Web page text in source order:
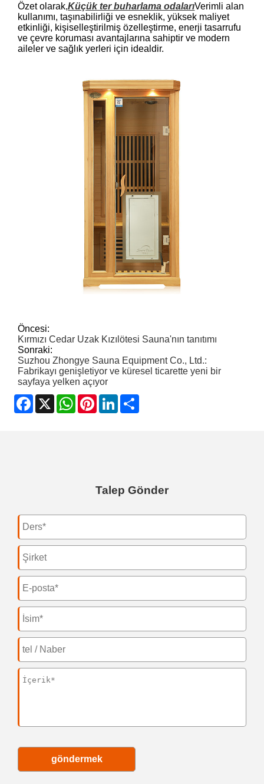
Özet olarak,Küçük ter buharlama odalarıVerimli alan
kullanımı, taşınabilirliği ve esneklik, yüksek maliyet
etkinliği, kişiselleştirilmiş özelleştirme, enerji tasarrufu
ve çevre koruması avantajlarına sahiptir ve modern
aileler ve sağlık yerleri için idealdir.
Öncesi:
Kırmızı Cedar Uzak Kızılötesi Sauna'nın tanıtımı
Sonraki:
Suzhou Zhongye Sauna Equipment Co., Ltd.:
Fabrikayı genişletiyor ve küresel ticarette yeni bir
sayfaya yelken açıyor
Facebook
X WhatsApp
PinterestLinkedIn
Talep Gönder
göndermek